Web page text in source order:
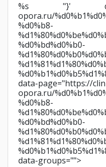
%s "}' data-
opora.ru/
%d0%b8-
%d0%bd%d0%b0-
data-page="https://
opora.ru/
%d0%b8-
%d0%bd%d0%b0-
data-groups="">